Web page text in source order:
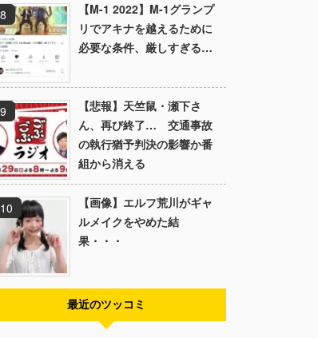
【M-1 2022】M-1グランプ
リでアキナを越えるために
必要な条件、厳しすぎる…
【悲報】天竺鼠・瀬下さ
ん、再び終了… 交通事故
の執行猶予判決の影響か番
組から消える
【画像】エルフ荒川がギャ
ルメイクをやめた結
果・・・
最近のツッコミ